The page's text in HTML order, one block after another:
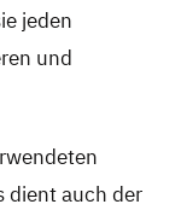
jeden
und
dient auch der